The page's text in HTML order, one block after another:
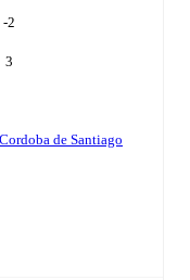
-2
3
de Santiago